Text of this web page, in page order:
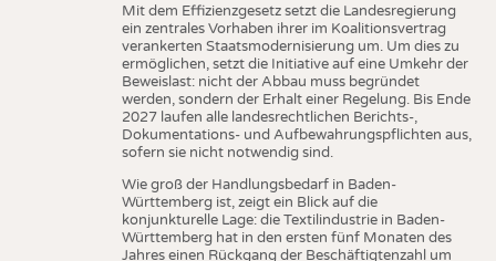
Mit dem Effizienzgesetz setzt die Landesregierung
ein zentrales Vorhaben ihrer im Koalitionsvertrag
verankerten Staatsmodernisierung um. Um dies zu
ermöglichen, setzt die Initiative auf eine Umkehr der
Beweislast: nicht der Abbau muss begründet
werden, sondern der Erhalt einer Regelung. Bis Ende
2027 laufen alle landesrechtlichen Berichts-,
Dokumentations- und Aufbewahrungspflichten aus,
sofern sie nicht notwendig sind.
Wie groß der Handlungsbedarf in Baden-
Württemberg ist, zeigt ein Blick auf die
konjunkturelle Lage: die Textilindustrie in Baden-
Württemberg hat in den ersten fünf Monaten des
Jahres einen Rückgang der Beschäftigtenzahl um